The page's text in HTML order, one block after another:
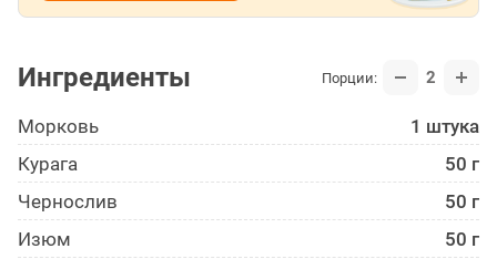
Ингредиенты Порции: 2
Морковь
1 штука
Курага
50 г
Чернослив
50 г
Изюм
50 г